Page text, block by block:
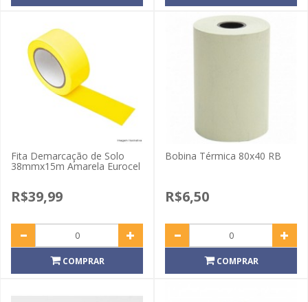
Fita Demarcação de Solo
38mmx15m Amarela Eurocel
R$39,99
COMPRAR
Bobina Térmica 80x40 RB
R$6,50
COMPRAR